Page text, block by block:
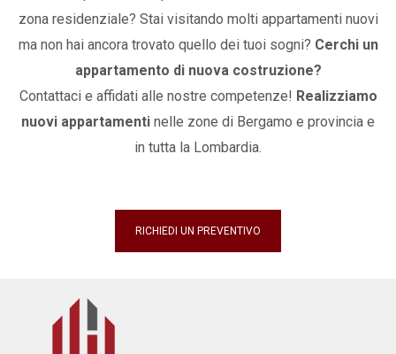
zona residenziale? Stai visitando molti appartamenti nuovi
ma non hai ancora trovato quello dei tuoi sogni? Cerchi un
appartamento di nuova costruzione?
Contattaci e affidati alle nostre competenze! Realizziamo
nuovi appartamenti nelle zone di Bergamo e provincia e
in tutta la Lombardia.
RICHIEDI UN PREVENTIVO